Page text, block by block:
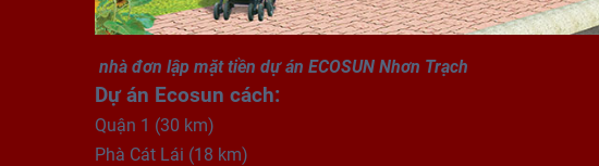
nhà đơn lập mặt tiền dự án ECOSUN Nhơn Trạch
Dự án Ecosun cách:
Quận 1 (30 km)
Phà Cát Lái (18 km)